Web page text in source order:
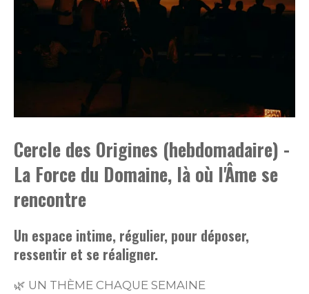
Cercle des Origines (hebdomadaire) -
La Force du Domaine, là où l'Âme se
rencontre
Un espace intime, régulier, pour déposer,
ressentir et se réaligner.
🌿 UN THÈME CHAQUE SEMAINE